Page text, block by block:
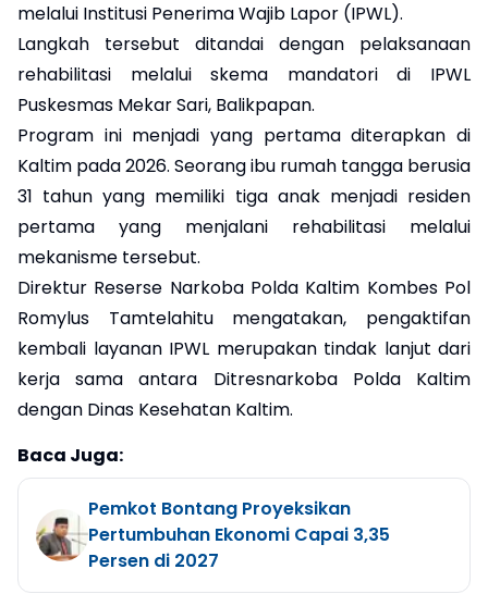
melalui Institusi Penerima Wajib Lapor (IPWL).
Langkah tersebut ditandai dengan pelaksanaan
rehabilitasi melalui skema mandatori di IPWL
Puskesmas Mekar Sari, Balikpapan.
Program ini menjadi yang pertama diterapkan di
Kaltim pada 2026. Seorang ibu rumah tangga berusia
31 tahun yang memiliki tiga anak menjadi residen
pertama yang menjalani rehabilitasi melalui
mekanisme tersebut.
Direktur Reserse Narkoba Polda Kaltim Kombes Pol
Romylus Tamtelahitu mengatakan, pengaktifan
kembali layanan IPWL merupakan tindak lanjut dari
kerja sama antara Ditresnarkoba Polda Kaltim
dengan Dinas Kesehatan Kaltim.
Baca Juga:
Pemkot Bontang Proyeksikan
Pertumbuhan Ekonomi Capai 3,35
Persen di 2027